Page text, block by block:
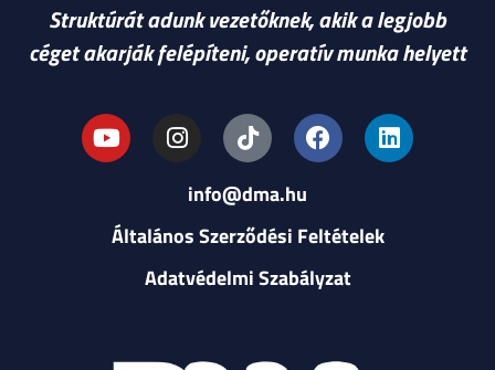
Struktúrát adunk vezetőknek, akik a legjobb
céget akarják felépíteni, operatív munka helyett
info@dma.hu
Általános Szerződési Feltételek
Adatvédelmi Szabályzat